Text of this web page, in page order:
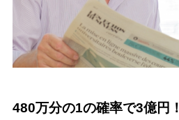
480万分の1の確率で3億円！